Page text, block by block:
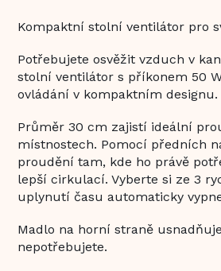
Kompaktní stolní ventilátor pro
Potřebujete osvěžit vzduch v
stolní ventilátor s příkonem 50
ovládání v kompaktním designu.
Průměr 30 cm zajistí ideální
místnostech. Pomocí předních
proudění tam, kde ho právě
lepší cirkulací. Vyberte si ze 3
uplynutí času automaticky
Madlo na horní straně
nepotřebujete.